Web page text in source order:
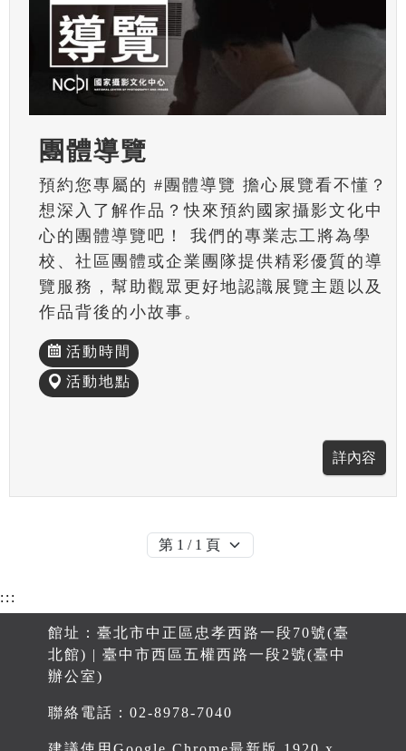
團體導覽
預約您專屬的 #團體導覽 擔心展覽看不懂？
想深入了解作品？快來預約國家攝影文化中
心的團體導覽吧！ 我們的專業志工將為學
校、社區團體或企業團隊提供精彩優質的導
覽服務，幫助觀眾更好地認識展覽主題以及
作品背後的小故事。
活動時間
活動地點
:::
館址：臺北市中正區忠孝西路一段70號(臺
北館) | 臺中市西區五權西路一段2號(臺中
辦公室)
聯絡電話：02-8978-7040